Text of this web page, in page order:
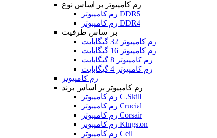
رم کامپیوتر بر اساس نوع
رم کامپیوتر DDR5
رم کامپیوتر DDR4
بر اساس ظرفیت
رم کامپیوتر 32 گیگابایت
رم کامپیوتر 16 گیگابایت
رم کامپیوتر 8 گیگابایت
رم کامپیوتر 4 گیگابایت
رم کامپیوتر
رم کامپیوتر بر اساس برند
رم کامپیوتر G.Skill
رم کامپیوتر Crucial
رم کامپیوتر Corsair
رم کامپیوتر Kingston
رم کامپیوتر Geil